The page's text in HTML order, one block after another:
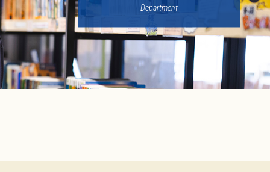
Department